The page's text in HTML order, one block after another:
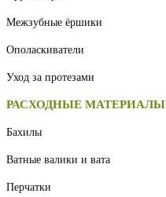
Межзубные ёршики
Ополаскиватели
Уход за протезами
РАСХОДНЫЕ МАТЕРИАЛЫ
Бахилы
Ватные валики и вата
Перчатки